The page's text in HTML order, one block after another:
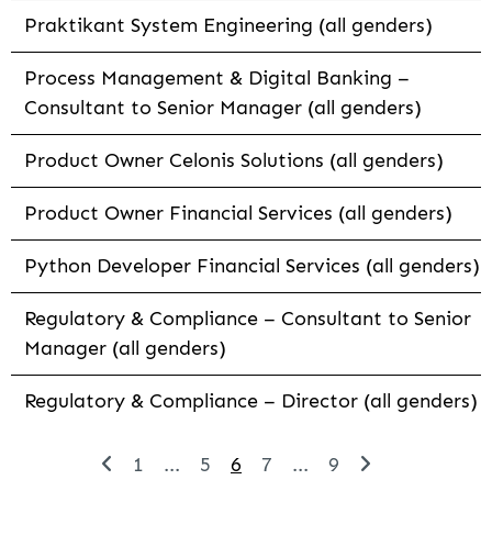
Praktikant System Engineering (all genders)
Process Management & Digital Banking –
Consultant to Senior Manager (all genders)
Product Owner Celonis Solutions (all genders)
Product Owner Financial Services (all genders)
Python Developer Financial Services (all genders)
Regulatory & Compliance – Consultant to Senior
Manager (all genders)
Regulatory & Compliance – Director (all genders)
1 ... 5 6 7 ... 9